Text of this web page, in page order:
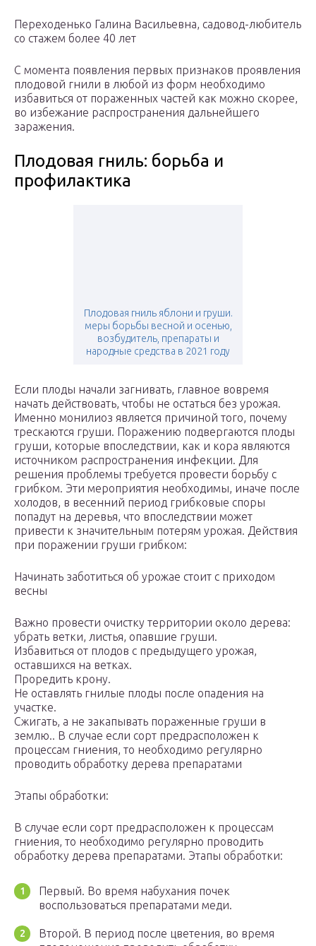
Переходенько Галина Васильевна, садовод-любитель
со стажем более 40 лет
С момента появления первых признаков проявления
плодовой гнили в любой из форм необходимо
избавиться от пораженных частей как можно скорее,
во избежание распространения дальнейшего
заражения.
Плодовая гниль: борьба и
профилактика
Плодовая гниль яблони и груши.
меры борьбы весной и осенью,
возбудитель, препараты и
народные средства в 2021 году
Если плоды начали загнивать, главное вовремя
начать действовать, чтобы не остаться без урожая.
Именно монилиоз является причиной того, почему
трескаются груши. Поражению подвергаются плоды
груши, которые впоследствии, как и кора являются
источником распространения инфекции. Для
решения проблемы требуется провести борьбу с
грибком. Эти мероприятия необходимы, иначе после
холодов, в весенний период грибковые споры
попадут на деревья, что впоследствии может
привести к значительным потерям урожая. Действия
при поражении груши грибком:
Начинать заботиться об урожае стоит с приходом
весны
Важно провести очистку территории около дерева:
убрать ветки, листья, опавшие груши.
Избавиться от плодов с предыдущего урожая,
оставшихся на ветках.
Проредить крону.
Не оставлять гнилые плоды после опадения на
участке.
Сжигать, а не закапывать пораженные груши в
землю.. В случае если сорт предрасположен к
процессам гниения, то необходимо регулярно
проводить обработку дерева препаратами
Этапы обработки:
В случае если сорт предрасположен к процессам
гниения, то необходимо регулярно проводить
обработку дерева препаратами. Этапы обработки:
Первый. Во время набухания почек
воспользоваться препаратами меди.
Второй. В период после цветения, во время